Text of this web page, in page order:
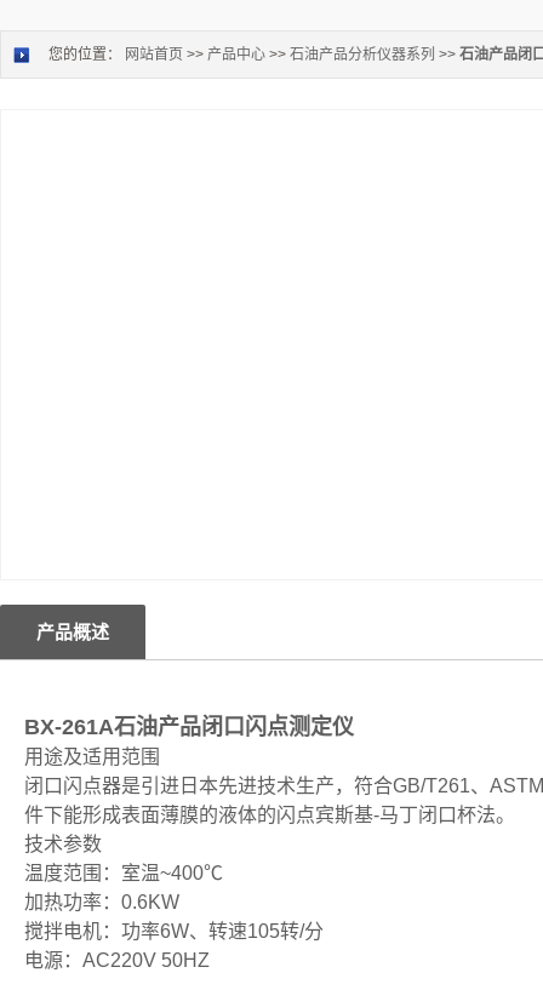
您的位置： 网站首页 >> 产品中心 >> 石油产品分析仪器系列 >> 石油产品闭
产品概述
BX-261A石油产品闭口闪点测定仪
用途及适用范围
闭口闪点器是引进日本先进技术生产，符合GB/T261、
件下能形成表面薄膜的液体的闪点宾斯基-马丁闭口杯法。
技术参数
温度范围：室温~400℃
加热功率：0.6KW
搅拌电机：功率6W、转速105转/分
电源：AC220V 50HZ